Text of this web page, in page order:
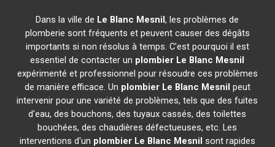
Dans la ville de Le Blanc Mesnil, les problèmes de
plomberie sont fréquents et peuvent causer des dégâts
importants si non résolus à temps. C'est pourquoi il est
essentiel de contacter un plombier Le Blanc Mesnil
expérimenté et professionnel pour résoudre ces problèmes
de manière efficace. Un plombier Le Blanc Mesnil peut
intervenir pour une variété de problèmes, tels que des fuites
d'eau, des bouchons, des tuyaux cassés, des toilettes
bouchées, des chaudières défectueuses, etc. Les
interventions d'un plombier Le Blanc Mesnil sont rapides